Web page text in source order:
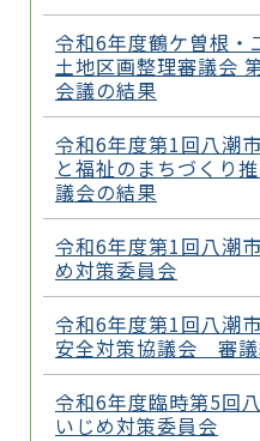
令和6年度鶴ケ曽根・
土地区画整理審議会
会議の結果
令和6年度第1回八潮
と福祉のまちづくり
議会の結果
令和6年度第1回八潮
め対策委員会
令和6年度第1回八潮
安全対策協議会 審
令和6年度臨時第5回
いじめ対策委員会